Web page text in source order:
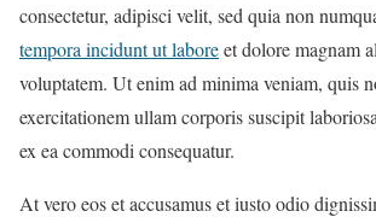
consectetur, adipisci velit, sed quia non
tempora incidunt ut laboreet dolore magnam
voluptatem. Ut enim ad minima veniam, quis
exercitationem ullam corporis suscipit
ex ea commodi consequatur.
At vero eos et accusamus et iusto odio